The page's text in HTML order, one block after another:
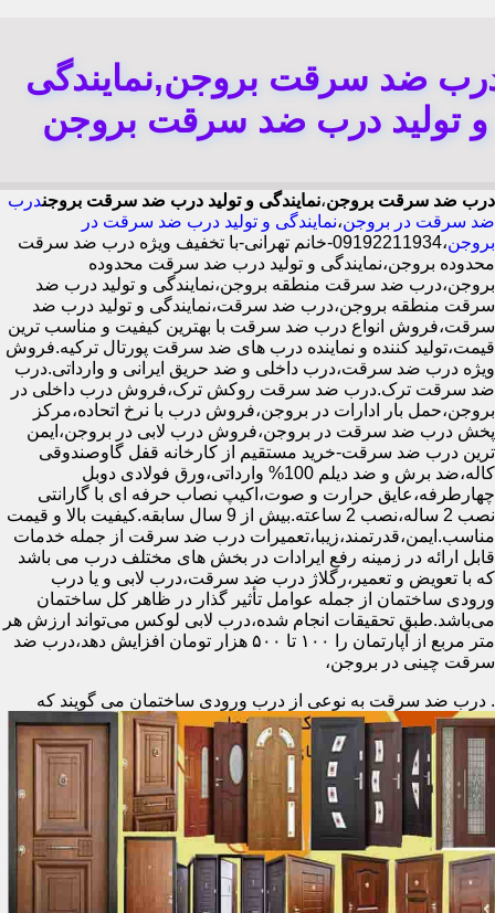
ضد سرقت بروجن,نمایندگی
و تولید درب ضد سرقت بروجن
درب ضد سرقت بروجن،نمایندگی و تولید درب ضد سرقت بروجندرب
ضد سرقت در بروجن،نمایندگی و تولید درب ضد سرقت در
بروجن
،09192211934-خانم تهرانی-با تخفیف ویژه درب ضد سرقت
محدوده بروجن،نمایندگی و تولید درب ضد سرقت محدوده
بروجن،درب ضد سرقت منطقه بروجن،نمایندگی و تولید درب ضد
سرقت منطقه بروجن،درب ضد سرقت،نمایندگی و تولید درب ضد
سرقت،فروش انواع درب ضد سرقت با بهترین کیفیت و مناسب ترین
قیمت،تولید کننده و نماینده درب های ضد سرقت پورتال ترکیه.فروش
ویژه درب ضد سرقت،درب داخلی و ضد حریق ایرانی و وارداتی.درب
ضد سرقت ترک.درب ضد سرقت روکش ترک،فروش درب داخلی در
بروجن،حمل بار ادارات در بروجن،فروش درب با نرخ اتحاده،مرکز
پخش درب ضد سرقت در بروجن،فروش درب لابی در بروجن،ایمن
ترین درب ضد سرقت-خرید مستقیم از کارخانه قفل گاوصندوقی
کاله،ضد برش و ضد دیلم 100% وارداتی،ورق فولادی دوبل
چهارطرفه،عایق حرارت و صوت،اکیپ نصاب حرفه ای با گارانتی
نصب 2 ساله،نصب 2 ساعته.بیش از 9 سال سابقه.کیفیت بالا و قیمت
مناسب.ایمن،قدرتمند،زیبا،تعمیرات درب ضد سرقت از جمله خدمات
قابل ارائه در زمینه رفع ایرادات در بخش های مختلف درب می باشد
که با تعویض و تعمیر،رگلاژ درب ضد سرقت،درب لابی و یا درب
ورودی ساختمان از جمله عوامل تأثیر گذار در ظاهر کل ساختمان
می‌باشد.طبق تحقیقات انجام شده،درب لابی لوکس می‌تواند ارزش هر
متر مربع از آپارتمان را ۱۰۰ تا ۵۰۰ هزار تومان افزایش دهد،درب ضد
سرقت چینی در بروجن،
. درب ضد سرقت به نوعی از درب ورودی ساختمان می گویند که